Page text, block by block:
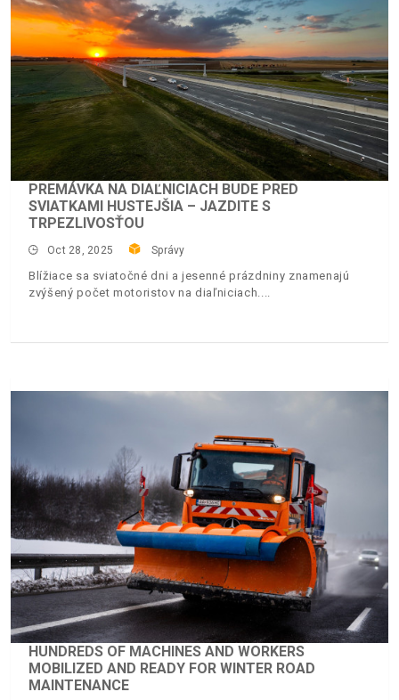
PREMÁVKA NA DIAĽNICIACH BUDE PRED
SVIATKAMI HUSTEJŠIA – JAZDITE S
TRPEZLIVOSŤOU
Oct 28, 2025 Správy
Blížiace sa sviatočné dni a jesenné prázdniny znamenajú
zvýšený počet motoristov na diaľniciach.
HUNDREDS OF MACHINES AND WORKERS
MOBILIZED AND READY FOR WINTER ROAD
MAINTENANCE